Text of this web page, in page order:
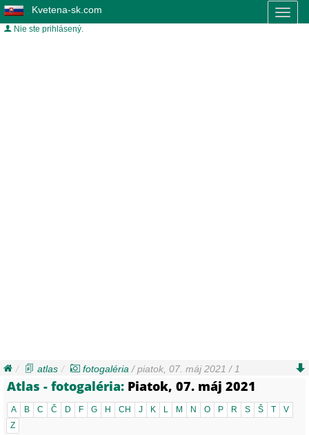
Kvetena-sk.com
Nie ste prihlásený.
atlas fotogaléria / piatok, 07. máj 2021 / 1
Atlas - fotogaléria: Piatok, 07. máj 2021
A B C Č D F G H CH J K L M N O P R S Š T
V
Z